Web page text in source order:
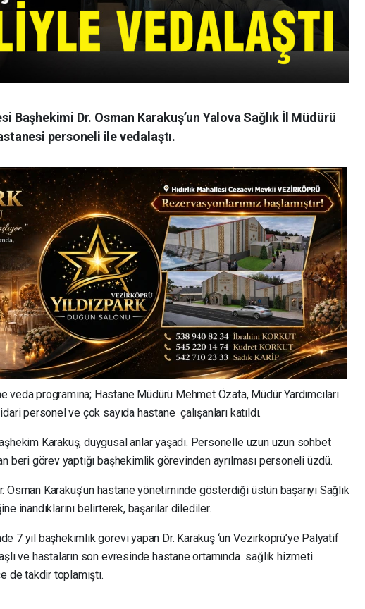
Başhekimi Dr. Osman Karakuş’un Yalova Sağlık İl Müdürü
personeli ile vedalaştı.
veda programına; Hastane Müdürü Mehmet Özata, Müdür Yardımcıları
personel ve çok sayıda hastane çalışanları katıldı.
Karakuş, duygusal anlar yaşadı. Personelle uzun uzun sohbet
beri görev yaptığı başhekimlik görevinden ayrılması personeli üzdü.
Karakuş’un hastane yönetiminde gösterdiği üstün başarıyı Sağlık
inandıklarını belirterek, başarılar dilediler.
7 yıl başhekimlik görevi yapan Dr. Karakuş ‘un Vezirköprü’ye Palyatif
ve hastaların son evresinde hastane ortamında sağlık hizmeti
de takdir toplamıştı.